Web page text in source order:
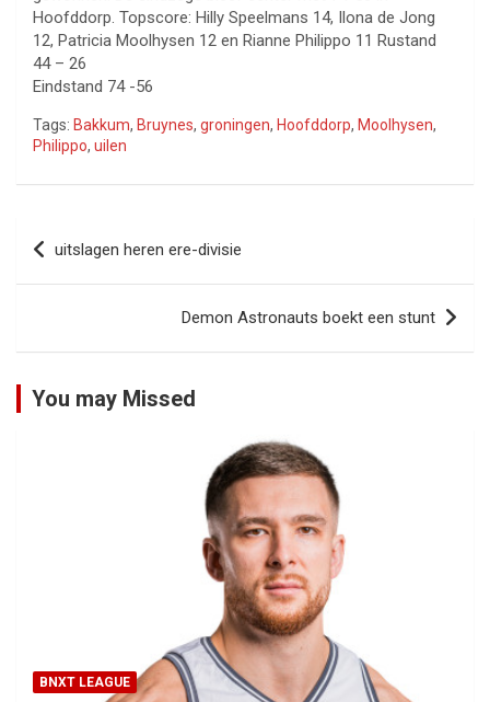
Hoofddorp. Topscore: Hilly Speelmans 14, Ilona de Jong
12, Patricia Moolhysen 12 en Rianne Philippo 11 Rustand
44 – 26
Eindstand 74 -56
Tags: Bakkum, Bruynes, groningen, Hoofddorp, Moolhysen,
Philippo, uilen
Bericht
navigatie
uitslagen heren ere-divisie
Demon Astronauts boekt een stunt
You may Missed
BNXT LEAGUE